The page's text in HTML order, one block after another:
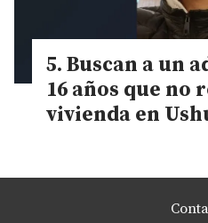
Buscan a un
16 años que no
vivienda en